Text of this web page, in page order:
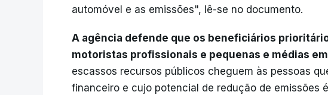
automóvel e as emissões", lê-se no documento.
A agência defende que os beneficiários
motoristas profissionais e pequenas e médias
escassos recursos públicos cheguem às pessoas
financeiro e cujo potencial de redução de emissões